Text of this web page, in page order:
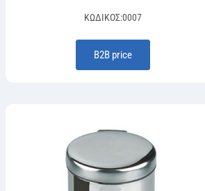
ΚΩΔΙΚΌΣ:0007
Β2Β price